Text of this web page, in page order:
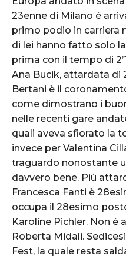
23enne di Milano è
primo podio in carriera
di lei hanno fatto solo
prima con il tempo di
Ana Bucik, attardata di
Bertani è il
come dimostrano i
nelle recenti gare
quali aveva sfiorato la
invece per Valentina
traguardo nonostante
davvero bene. Più
Francesca Fanti è
occupa il 28esimo
Karoline Pichler. Non è
Roberta Midali.
Fest, la quale resta